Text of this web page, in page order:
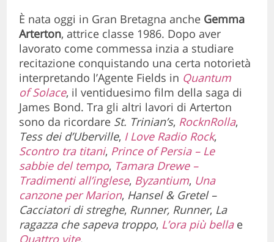
È nata oggi in Gran Bretagna anche Gemma
Arterton, attrice classe 1986. Dopo aver
lavorato come commessa inzia a studiare
recitazione conquistando una certa notorietà
interpretando l’Agente Fields in Quantum
of Solace, il ventiduesimo film della saga di
James Bond. Tra gli altri lavori di Arterton
sono da ricordare St. Trinian’s, RocknRolla,
Tess dei d’Uberville, I Love Radio Rock,
Scontro tra titani, Prince of Persia – Le
sabbie del tempo, Tamara Drewe –
Tradimenti all’inglese, Byzantium, Una
canzone per Marion, Hansel & Gretel –
Cacciatori di streghe, Runner, Runner, La
ragazza che sapeva troppo, L’ora più bellae
Quattro vite.